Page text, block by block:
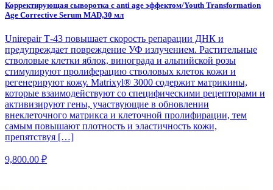
Корректирующая сыворотка с anti age эффектом/Youth Transformation
Age Corrective Serum MAD,30 мл
Unirepair Т-43 повышает скорость репарации ДНК и
предупреждает повреждение УФ излучением. Растительные
стволовые клетки яблок, винограда и альпийской розы
стимулируют пролиферацию стволовых клеток кожи и
регенерируют кожу. Matrixyl® 3000 содержит матрикины,
которые взаимодействуют со специфическими рецепторами и
активизируют гены, участвующие в обновлении
внеклеточного матрикса и клеточной пролифирации, тем
самым повышают плотность и эластичность кожи,
препятствуя […]
9,800.00 ₽